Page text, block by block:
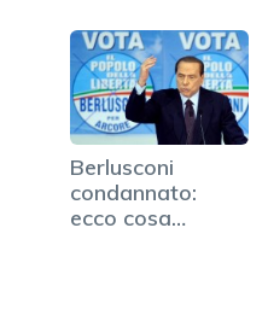
Berlusconi
condannato:
ecco cosa